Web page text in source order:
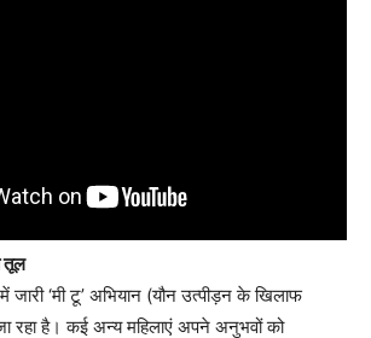
तूल
जारी ‘मी टू’ अभियान (यौन उत्पीड़न के खिलाफ
रहा है। कई अन्य महिलाएं अपने अनुभवों को